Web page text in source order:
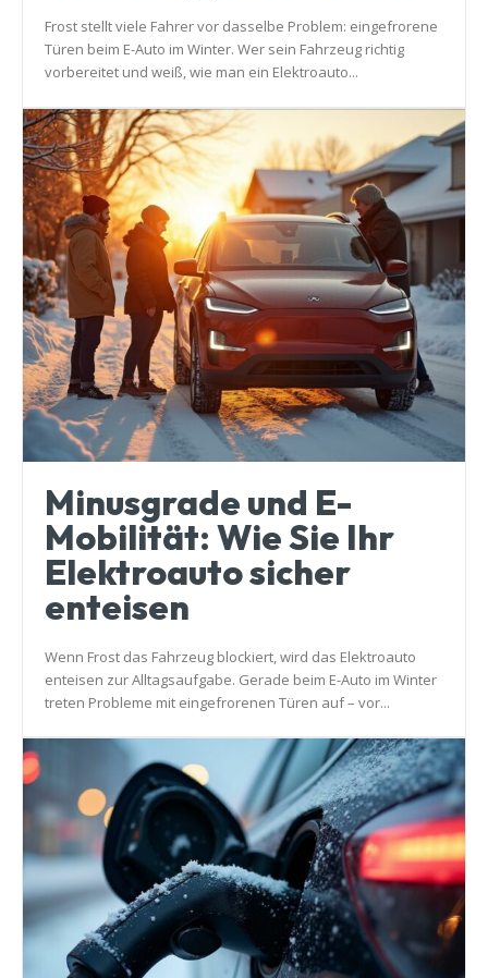
Frost stellt viele Fahrer vor dasselbe Problem: eingefrorene
Türen beim E-Auto im Winter. Wer sein Fahrzeug richtig
vorbereitet und weiß, wie man ein Elektroauto...
Minusgrade und E-
Mobilität: Wie Sie Ihr
Elektroauto sicher
enteisen
Wenn Frost das Fahrzeug blockiert, wird das Elektroauto
enteisen zur Alltagsaufgabe. Gerade beim E-Auto im Winter
treten Probleme mit eingefrorenen Türen auf – vor...